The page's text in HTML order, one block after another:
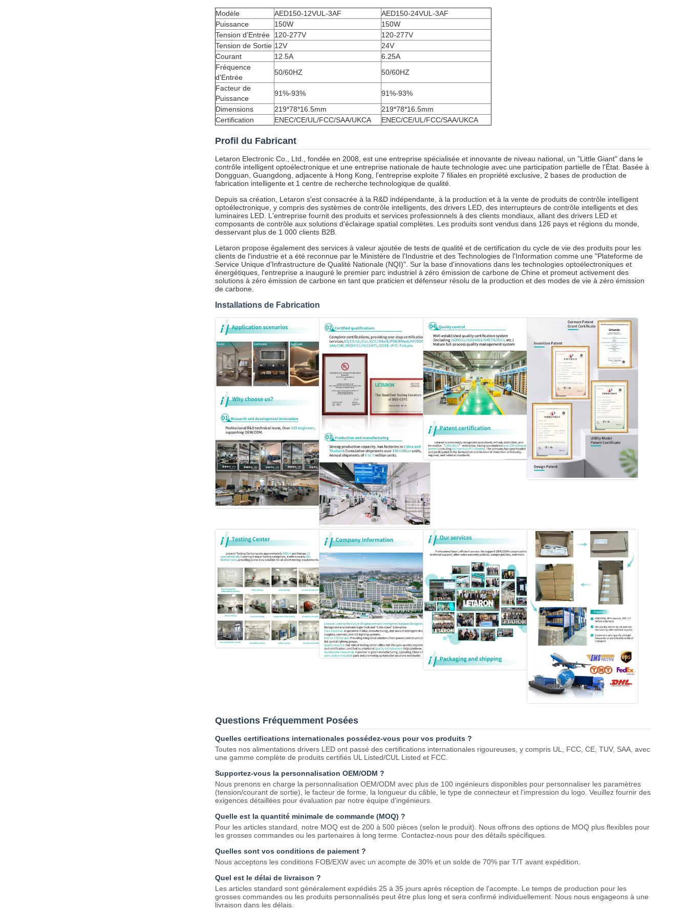
Modèle AED150-12VUL-3AF
AED150-24VUL-3AF
Puissance
150W
150W
Tension d'Entrée
120-277V
120-277V
Tension de Sortie 12V
24V
Courant
12.5A
6.25A
Fréquence
d'Entrée
50/60HZ
50/60HZ
Facteur de
Puissance
91%-93%
91%-93%
Dimensions
219*78*16.5mm
219*78*16.5mm
Certification
ENEC/CE/UL/FCC/SAA/UKCA ENEC/CE/UL/FCC/SAA/UKCA
Profil du Fabricant
Letaron Electronic Co., Ltd., fondée en 2008, est une entreprise spécialisée et innovante de niveau national, un "Little Giant" dans le
contrôle intelligent optoélectronique et une entreprise nationale de haute technologie avec une participation partielle de l'État. Basée à
Dongguan, Guangdong, adjacente à Hong Kong, l'entreprise exploite 7 filiales en propriété exclusive, 2 bases de production de
fabrication intelligente et 1 centre de recherche technologique de qualité.
Depuis sa création, Letaron s'est consacrée à la R&D indépendante, à la production et à la vente de produits de contrôle intelligent
optoélectronique, y compris des systèmes de contrôle intelligents, des drivers LED, des interrupteurs de contrôle intelligents et des
luminaires LED. L'entreprise fournit des produits et services professionnels à des clients mondiaux, allant des drivers LED et
composants de contrôle aux solutions d'éclairage spatial complètes. Les produits sont vendus dans 126 pays et régions du monde,
desservant plus de 1 000 clients B2B.
Letaron propose également des services à valeur ajoutée de tests de qualité et de certification du cycle de vie des produits pour les
clients de l'industrie et a été reconnue par le Ministère de l'Industrie et des Technologies de l'Information comme une "Plateforme de
Service Unique d'Infrastructure de Qualité Nationale (NQI)". Sur la base d'innovations dans les technologies optoélectroniques et
énergétiques, l'entreprise a inauguré le premier parc industriel à zéro émission de carbone de Chine et promeut activement des
solutions à zéro émission de carbone en tant que praticien et défenseur résolu de la production et des modes de vie à zéro émission
de carbone.
Installations de Fabrication
Questions Fréquemment Posées
Quelles certifications internationales possédez-vous pour vos produits ?
Toutes nos alimentations drivers LED ont passé des certifications internationales rigoureuses, y compris UL, FCC, CE, TUV, SAA, avec
une gamme complète de produits certifiés UL Listed/CUL Listed et FCC.
Supportez-vous la personnalisation OEM/ODM ?
Nous prenons en charge la personnalisation OEM/ODM avec plus de 100 ingénieurs disponibles pour personnaliser les paramètres
(tension/courant de sortie), le facteur de forme, la longueur du câble, le type de connecteur et l'impression du logo. Veuillez fournir des
exigences détaillées pour évaluation par notre équipe d'ingénieurs.
Quelle est la quantité minimale de commande (MOQ) ?
Pour les articles standard, notre MOQ est de 200 à 500 pièces (selon le produit). Nous offrons des options de MOQ plus flexibles pour
les grosses commandes ou les partenaires à long terme. Contactez-nous pour des détails spécifiques.
Quelles sont vos conditions de paiement ?
Nous acceptons les conditions FOB/EXW avec un acompte de 30% et un solde de 70% par T/T avant expédition.
Quel est le délai de livraison ?
Les articles standard sont généralement expédiés 25 à 35 jours après réception de l'acompte. Le temps de production pour les
grosses commandes ou les produits personnalisés peut être plus long et sera confirmé individuellement. Nous nous engageons à une
livraison dans les délais.